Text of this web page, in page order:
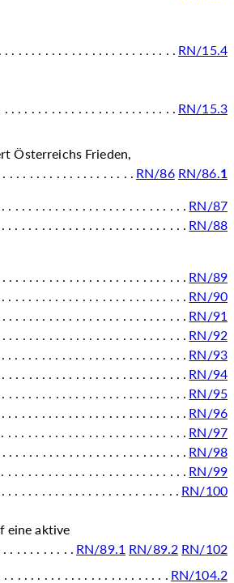
RN/15.4
RN/15.3
Österreichs Frieden,
RN/86 RN/86.1
RN/87
RN/88
RN/89
RN/90
RN/91
RN/92
RN/93
RN/94
RN/95
RN/96
RN/97
RN/98
RN/99
RN/100
eine aktive
RN/89.1 RN/89.2 RN/102
RN/104.2